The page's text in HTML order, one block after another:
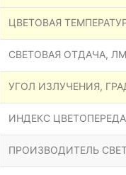
ЦВЕТОВАЯ
СВЕТОВАЯ ОТДАЧА,
УГОЛ ИЗЛУЧЕНИЯ,
ИНДЕКС
ПРОИЗВОДИТЕЛЬ